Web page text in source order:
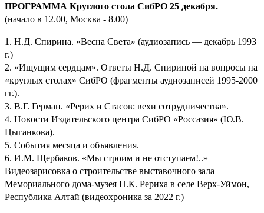
ПРОГРАММА Круглого стола СибРО 25 декабря.
(начало в 12.00, Москва - 8.00)
1. Н.Д. Спирина. «Весна Света» (аудиозапись — декабрь 1993
г.)
2. «Ищущим сердцам». Ответы Н.Д. Спириной на вопросы на
«круглых столах» СибРО (фрагменты аудиозаписей 1995-2000
гг.).
3. В.Г. Герман. «Рерих и Стасов: вехи сотрудничества».
4. Новости Издательского центра СибРО «Россазия» (Ю.В.
Цыганкова).
5. События месяца и объявления.
6. И.М. Щербаков. «Мы строим и не отступаем!..»
Видеозарисовка о строительстве выставочного зала
Мемориального дома-музея Н.К. Рериха в селе Верх-Уймон,
Республика Алтай (видеохроника за 2022 г.)